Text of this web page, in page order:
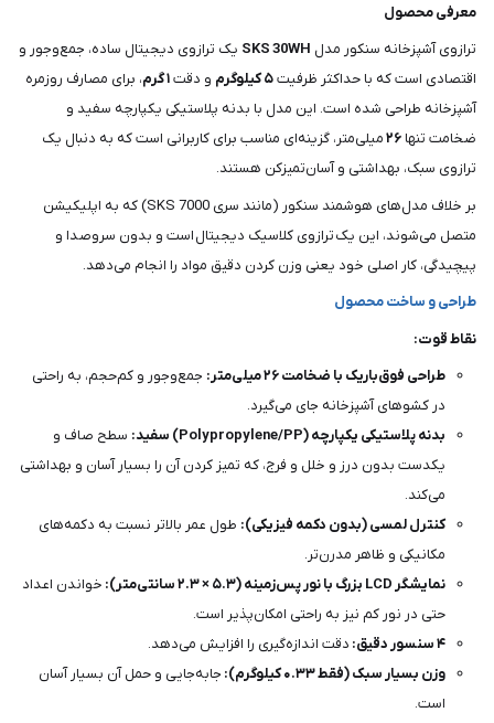
معرفی محصول
ترازوی آشپزخانه سنکور مدل SKS 30WH یک ترازوی دیجیتال ساده، جمع‌وجور و
اقتصادی است که با حداکثر ظرفیت۵ کیلوگرم و دقت۱ گرم
، برای مصارف روزمره
آشپزخانه طراحی شده است. این مدل با بدنه پلاستیکی یکپارچه سفید و
ضخامت تنها ۲۶میلی‌متر، گزینه‌ای مناسب برای کاربرانی است که به دنبال یک
ترازوی سبک، بهداشتی و آسان‌تمیزکن هستند.
بر خلاف مدل‌های هوشمند سنکور (مانند سری SKS 7000) که به اپلیکیشن
متصل می‌شوند، این یک ترازوی کلاسیک دیجیتال است و بدون سروصدا و
پیچیدگی، کار اصلی خود یعنی وزن کردن دقیق مواد را انجام می‌دهد.
طراحی و ساخت محصول
نقاط قوت:
طراحی فوق‌باریک با ضخامت ۲۶ میلی‌متر:
جمع‌وجور و کم‌حجم، به راحتی
در کشوهای آشپزخانه جای می‌گیرد.
بدنه پلاستیکی یکپارچه (Polypropylene/PP) سفید:
سطح صاف و
یکدست بدون درز و خلل و فرج، که تمیز کردن آن را بسیار آسان و بهداشتی
می‌کند.
کنترل لمسی (بدون دکمه فیزیکی): طول عمر بالاتر نسبت به دکمه‌های
مکانیکی و ظاهر مدرن‌تر.
نمایشگر LCD بزرگ با نور پس‌زمینه (۵.۳ × ۲.۳ سانتی‌متر):
خواندن اعداد
حتی در نور کم نیز به راحتی امکان‌پذیر است.
۴ سنسور دقیق:
دقت اندازه‌گیری را افزایش می‌دهد.
وزن بسیار سبک (فقط ۰.۳۳ کیلوگرم):
جابه‌جایی و حمل آن بسیار آسان
است.